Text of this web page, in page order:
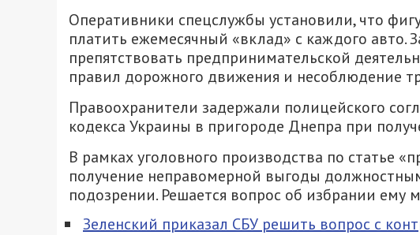
Оперативники спецслужбы установили, что
платить ежемесячный «вклад» с каждого авто.
препятствовать предпринимательской
правил дорожного движения и несоблюдение
Правоохранители задержали полицейского
кодекса Украины в пригороде Днепра при
В рамках уголовного производства по статье
получение неправомерной выгоды
подозрении. Решается вопрос об избрании ему
Зеленский приказал СБУ решить вопрос с